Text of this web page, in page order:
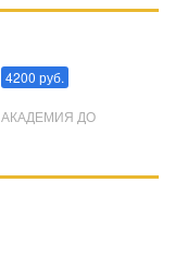
4200 руб.
АКАДЕМИЯ ДО